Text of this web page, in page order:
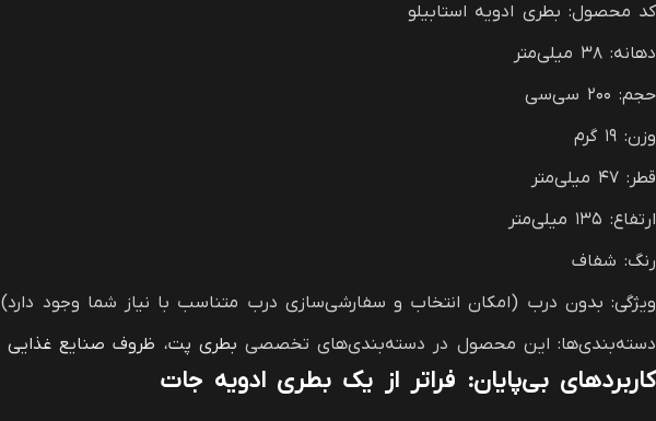
کد محصول: بطری ادویه استابیلو
دهانه: ۳۸ میلی‌متر
حجم: ۲۰۰ سی‌سی
وزن: ۱۹ گرم
قطر: ۴۷ میلی‌متر
ارتفاع: ۱۳۵ میلی‌متر
رنگ: شفاف
ویژگی: بدون درب (امکان انتخاب و سفارشی‌سازی درب متناسب با نیاز شما وجود دارد)
دسته‌بندی‌ها: این محصول در دسته‌بندی‌های تخصصی بطری پت، ظروف صنایع غذایی
کاربردهای بی‌پایان: فراتر از یک بطری ادویه جات